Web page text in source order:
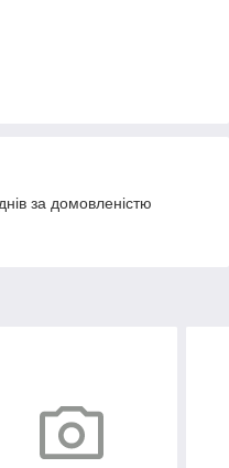
за домовленістю